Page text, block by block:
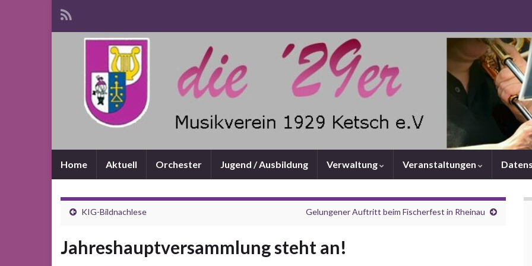
Home Aktuell Orchester Jugend / Ausbildung Verwaltung Veranstaltungen
KIG-Bildnachlese Gelungener Auftritt beim Fischerfest in Rheinau
Jahreshauptversammlung steht an!